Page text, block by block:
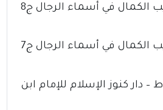
كتاب تذهيب تهذيب الكمال في أسماء الرجال ج8
كتاب تذهيب تهذيب الكمال في أسماء الرجال ج7
كتاب المغني ج17 ط – دار كنوز الإسلام للإمام ابن